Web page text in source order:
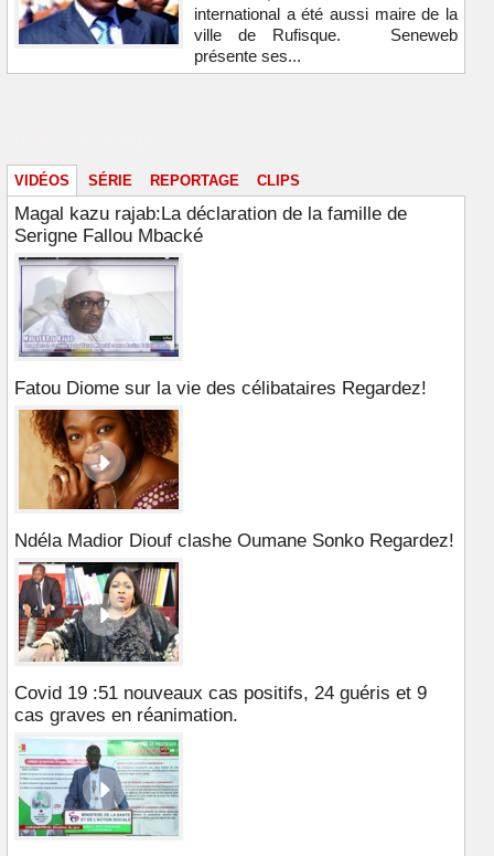
international a été aussi maire de la
ville de Rufisque. Seneweb
présente ses...
VIDÉOS SÉRIE REPORTAGE CLIPS
Magal kazu rajab:La déclaration de la famille de
Serigne Fallou Mbacké
Fatou Diome sur la vie des célibataires Regardez!
Ndéla Madior Diouf clashe Oumane Sonko Regardez!
Covid 19 :51 nouveaux cas positifs, 24 guéris et 9
cas graves en réanimation.